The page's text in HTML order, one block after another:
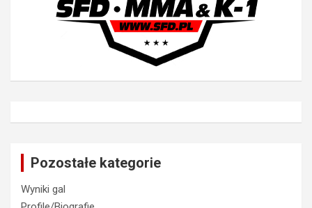
Pozostałe kategorie
Wyniki gal